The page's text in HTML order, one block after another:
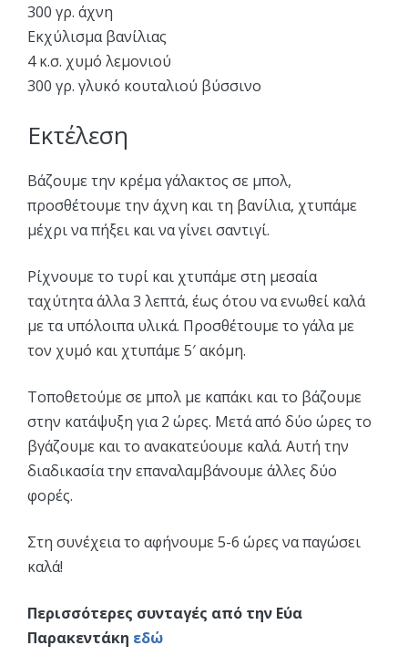
300 γρ. άχνη
Εκχύλισμα βανίλιας
4 κ.σ. χυμό λεμονιού
300 γρ. γλυκό κουταλιού βύσσινο
Εκτέλεση
Βάζουμε την κρέμα γάλακτος σε μπολ,
προσθέτουμε την άχνη και τη βανίλια, χτυπάμε
μέχρι να πήξει και να γίνει σαντιγί.
Ρίχνουμε το τυρί και χτυπάμε στη μεσαία
ταχύτητα άλλα 3 λεπτά, έως ότου να ενωθεί καλά
με τα υπόλοιπα υλικά. Προσθέτουμε το γάλα με
τον χυμό και χτυπάμε 5′ ακόμη.
Τοποθετούμε σε μπολ με καπάκι και το βάζουμε
στην κατάψυξη για 2 ώρες. Μετά από δύο ώρες το
βγάζουμε και το ανακατεύουμε καλά. Αυτή την
διαδικασία την επαναλαμβάνουμε άλλες δύο
φορές.
Στη συνέχεια το αφήνουμε 5-6 ώρες να παγώσει
καλά!
Περισσότερες συνταγές από την Εύα
Παρακεντάκη εδώ